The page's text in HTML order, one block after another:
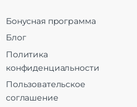
Бонусная программа
Блог
Политика
конфиденциальности
Пользовательское
соглашение